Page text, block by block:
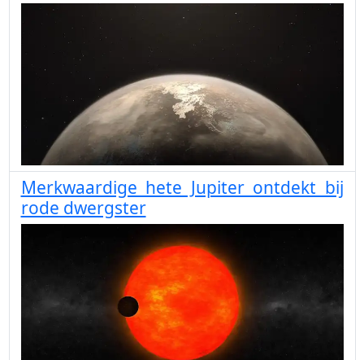
Merkwaardige hete Jupiter ontdekt bij
rode dwergster